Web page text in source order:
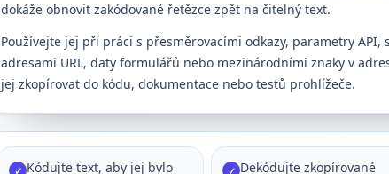
dokáže obnovit zakódované řetězce zpět na čitelný text.
Používejte jej při práci s přesměrovacími odkazy, parametry API,
adresami URL, daty formulářů nebo mezinárodními znaky v
jej zkopírovat do kódu, dokumentace nebo testů prohlížeče.
✓ Kódujte text, aby jej bylo ✓ Dekódujte zkopírované